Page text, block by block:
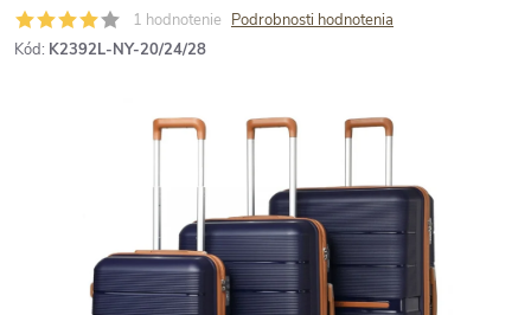
1 hodnotenie Podrobnosti hodnotenia
Kód: K2392L-NY-20/24/28